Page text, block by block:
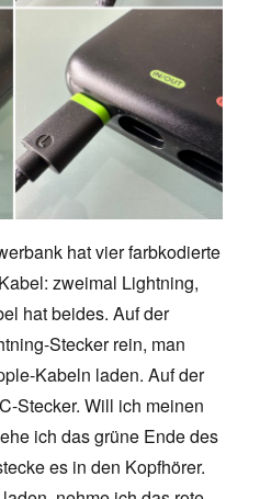
hat vier farbkodierte
zweimal Lightning,
hat beides. Auf der
Stecker rein, man
Kabeln laden. Auf der
Stecker. Will ich meinen
ich das grüne Ende des
es in den Kopfhörer.